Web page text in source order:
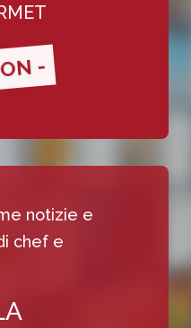
-
notizie e
chef e